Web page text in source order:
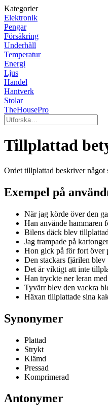
Kategorier
Elektronik
Pengar
Försäkring
Underhåll
Temperatur
Energi
Ljus
Handel
Hantverk
Stolar
TheHousePro
Tillplattad
Ordet tillplattad beskriver något
Exempel på
När jag körde över den
Han använde hammaren
Bilens däck blev
Jag trampade på
Hon gick på för fort över
Den stackars fjärilen
Det är viktigt att inte
Han tryckte ner leran
Tyvärr blev den vackra
Häxan tillplattade sina
Synonymer
Plattad
Strykt
Klämd
Pressad
Komprimerad
Antonymer